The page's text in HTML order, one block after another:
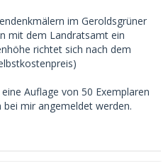
im Geroldsgrüner
mit dem Landratsamt ein
richtet sich nach dem
Auflage von 50 Exemplaren
mir angemeldet werden.